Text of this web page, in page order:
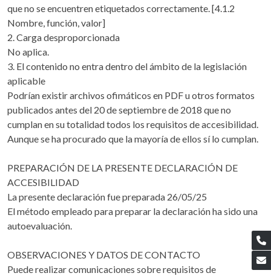
que no se encuentren etiquetados correctamente. [4.1.2
Nombre, función, valor]
2. Carga desproporcionada
No aplica.
3. El contenido no entra dentro del ámbito de la legislación
aplicable
Podrían existir archivos ofimáticos en PDF u otros formatos
publicados antes del 20 de septiembre de 2018 que no
cumplan en su totalidad todos los requisitos de accesibilidad.
Aunque se ha procurado que la mayoría de ellos sí lo cumplan.
PREPARACIÓN DE LA PRESENTE DECLARACIÓN DE
ACCESIBILIDAD
La presente declaración fue preparada 26/05/25
El método empleado para preparar la declaración ha sido una
autoevaluación.
OBSERVACIONES Y DATOS DE CONTACTO
Puede realizar comunicaciones sobre requisitos de